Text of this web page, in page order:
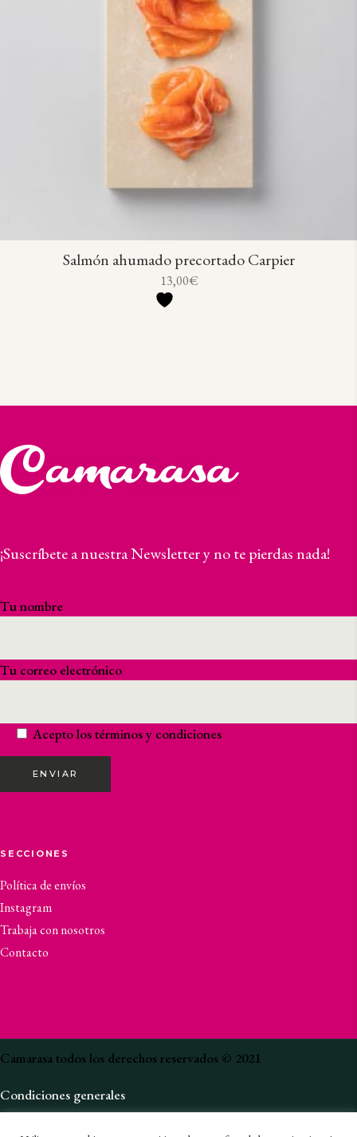
Salmón ahumado precortado Carpier
13,00€
¡Suscríbete a nuestra Newsletter y no te pierdas nada!
Tu nombre
Tu correo electrónico
Acepto lostérminos y condiciones
ENVIAR
SECCIONES
Política de envíos
Instagram
Trabaja con nosotros
Contacto
Camarasa todos los derechos reservados © 2021
Condiciones generales